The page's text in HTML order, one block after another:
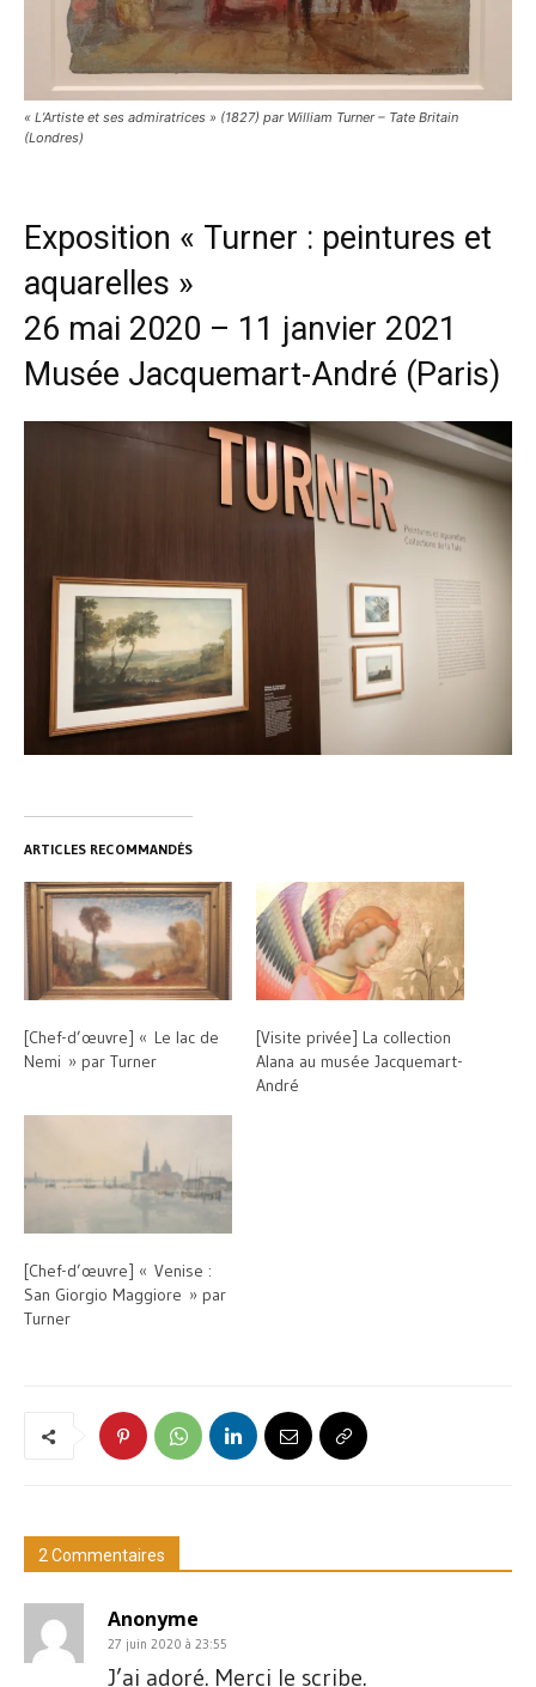
« L’Artiste et ses admiratrices » (1827) par William Turner – Tate Britain
(Londres)
Exposition « Turner : peintures et
aquarelles »
26 mai 2020 – 11 janvier 2021
Musée Jacquemart-André (Paris)
ARTICLES RECOMMANDÉS
[Chef-d’œuvre] « Le lac de
Nemi » par Turner
[Visite privée] La collection
Alana au musée Jacquemart-
André
[Chef-d’œuvre] « Venise :
San Giorgio Maggiore » par
Turner
2 Commentaires
Anonyme
27 juin 2020 à 23:55
J’ai adoré. Merci le scribe.